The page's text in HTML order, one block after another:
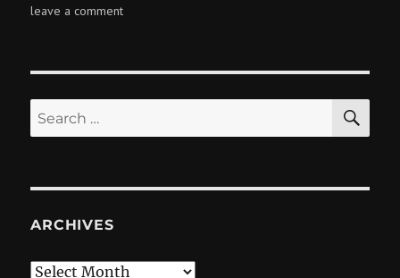
leave a commenton
road-
Search
for:
ARCHIVES
Archives